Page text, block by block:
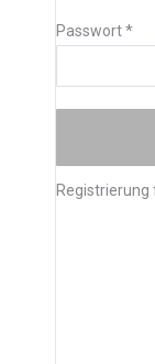
Passwort*